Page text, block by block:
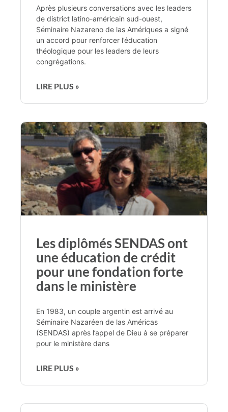
Après plusieurs conversations avec les leaders
de district latino-américain sud-ouest,
Séminaire Nazareno de las Amériques a signé
un accord pour renforcer l’éducation
théologique pour les leaders de leurs
congrégations.
LIRE PLUS »
Les diplômés SENDAS ont
une éducation de crédit
pour une fondation forte
dans le ministère
En 1983, un couple argentin est arrivé au
Séminaire Nazaréen de las Américas
(SENDAS) après l’appel de Dieu à se préparer
pour le ministère dans
LIRE PLUS »